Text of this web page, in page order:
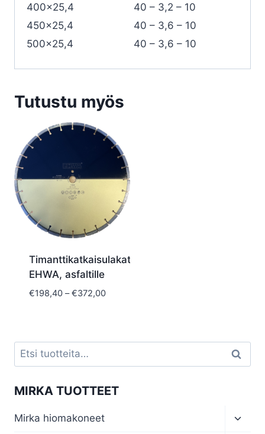
400×25,4
40 – 3,2 – 10
450×25,4
40 – 3,6 – 10
500×25,4
40 – 3,6 – 10
Tutustu myös
Timanttikatkaisulakat
EHWA, asfaltille
€198,40 – €372,00Hintaluokka:
Etsi: Haku
MIRKA TUOTTEET
Mirka hiomakoneet